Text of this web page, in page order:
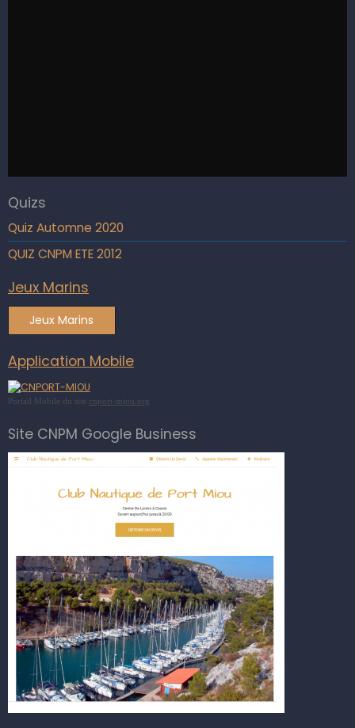
Quizs
Quiz Automne 2020
QUIZ CNPM ETE 2012
Jeux Marins
Jeux Marins
Application Mobile
Portail Mobile du site cnport-miou.org
Site CNPM Google Business